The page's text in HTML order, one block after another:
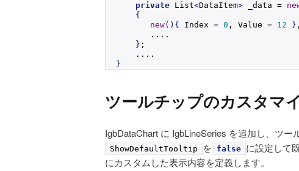
private List<DataItem> _data =
{
new(){ Index = 0 , Value = 12 } ,
       ....
} ;
    ....
}
ツールチップのカスタマ
IgbDataChart に IgbLineSeries を追加し、ツ
ShowDefaultTooltip を false に設定して
にカスタムした表示内容を定義します。